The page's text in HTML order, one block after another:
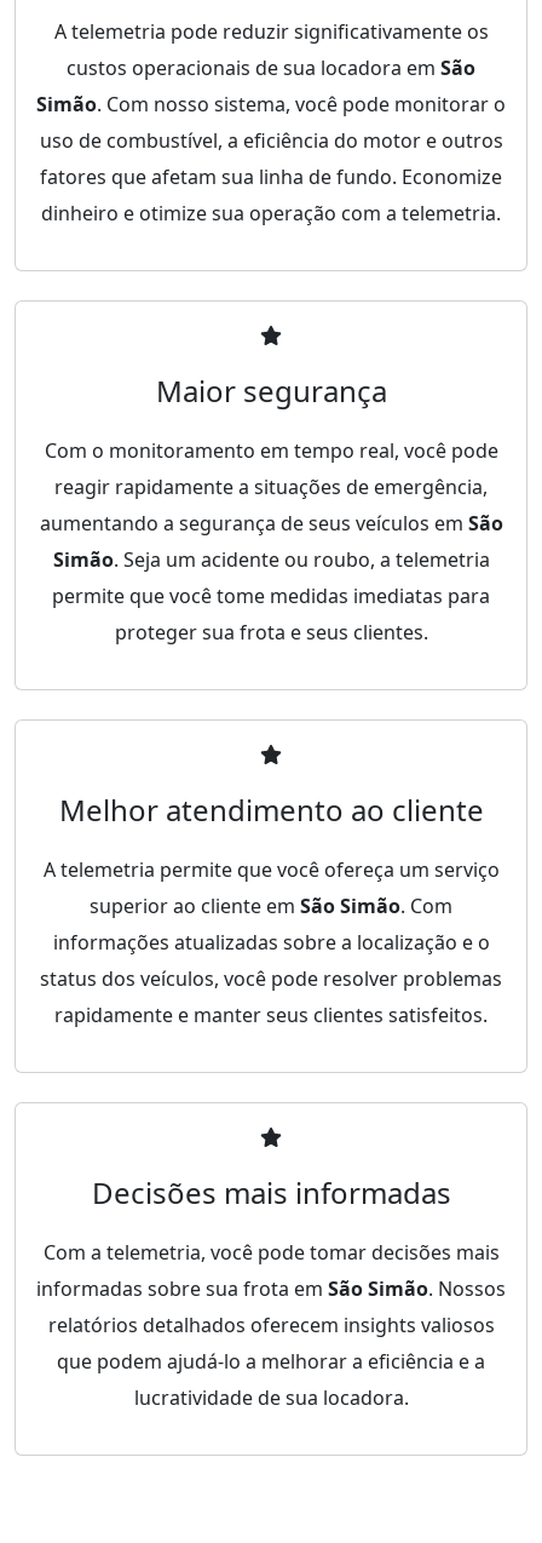
A telemetria pode reduzir significativamente os
custos operacionais de sua locadora em São
Simão. Com nosso sistema, você pode monitorar o
uso de combustível, a eficiência do motor e outros
fatores que afetam sua linha de fundo. Economize
dinheiro e otimize sua operação com a telemetria.
Maior segurança
Com o monitoramento em tempo real, você pode
reagir rapidamente a situações de emergência,
aumentando a segurança de seus veículos em São
Simão. Seja um acidente ou roubo, a telemetria
permite que você tome medidas imediatas para
proteger sua frota e seus clientes.
Melhor atendimento ao cliente
A telemetria permite que você ofereça um serviço
superior ao cliente em São Simão. Com
informações atualizadas sobre a localização e o
status dos veículos, você pode resolver problemas
rapidamente e manter seus clientes satisfeitos.
Decisões mais informadas
Com a telemetria, você pode tomar decisões mais
informadas sobre sua frota em São Simão. Nossos
relatórios detalhados oferecem insights valiosos
que podem ajudá-lo a melhorar a eficiência e a
lucratividade de sua locadora.